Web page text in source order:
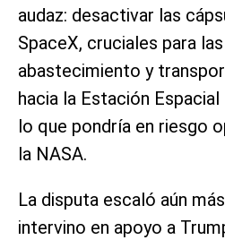
audaz: desactivar las
SpaceX, cruciales para
abastecimiento y
hacia la Estación
lo que pondría en riesgo
la NASA.
La disputa escaló aún
intervino en apoyo a